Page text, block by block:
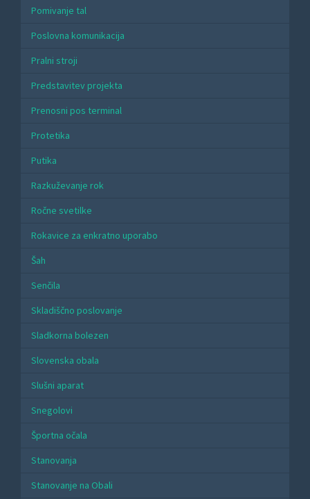
Pomivanje tal
Poslovna komunikacija
Pralni stroji
Predstavitev projekta
Prenosni pos terminal
Protetika
Putika
Razkuževanje rok
Ročne svetilke
Rokavice za enkratno uporabo
Šah
Senčila
Skladiščno poslovanje
Sladkorna bolezen
Slovenska obala
Slušni aparat
Snegolovi
Športna očala
Stanovanja
Stanovanje na Obali